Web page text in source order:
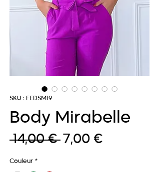
SKU : FEDSM19
Body Mirabelle
14,00 € Prix
7,00 €Prix
Couleur *